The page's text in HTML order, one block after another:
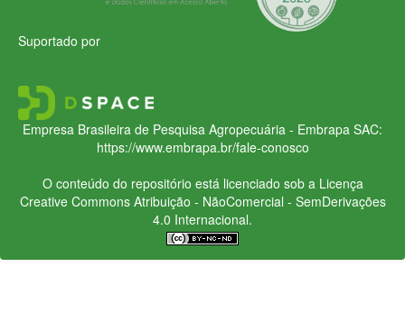
Suportado por
Empresa Brasileira de Pesquisa Agropecuária - Embrapa SAC:
https://www.embrapa.br/fale-conosco
O conteúdo do repositório está licenciado sob a Licença
Creative CommonsAtribuição - NãoComercial - SemDerivações
4.0 Internacional.